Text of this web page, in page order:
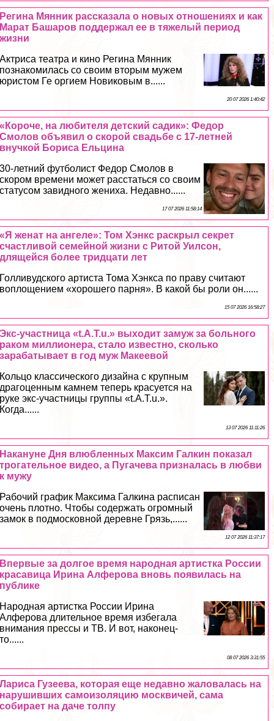
Регина Мянник рассказала о новых отношениях и как
Марат Башаров поддержал ее в тяжелый период
жизни
Актриса театра и кино Регина Мянник
познакомилась со своим вторым мужем
юристом Ге opгием Новиковым в......
20 07 2026 1:40:42
«Короче, на любителя детский садик»: Федор
Смолов объявил о скорой свадьбе с 17-летней
внучкой Бориса Ельцина
30-летний футболист Федор Смолов в
скором времени может расстаться со своим
статусом завидного жениха. Недавно......
17 07 2026 11:58:14
«Я женат на ангеле»: Том Хэнкс раскрыл секрет
счастливой семейной жизни с Ритой Уилсон,
длящейся более тридцати лет
Голливудского артиста Тома Хэнкса по праву считают
воплощением «хорошего парня». В какой бы роли он......
15 07 2026 16:58:27
Экс-участница «t.A.T.u.» выходит замуж за больного
paком миллионера, стало известно, сколько
заpaбатывает в год муж Макеевой
Кольцо классического дизайна с крупным
драгоценным камнем теперь красуется на
руке экс-участницы группы «t.A.T.u.».
Когда......
13 07 2026 11:11:26
Накануне Дня влюбленных Максим Галкин показал
трогательное видео, а Пугачева призналась в любви
к мужу
Рабочий график Максима Галкина расписан
очень плотно. Чтобы содержать огромный
замок в подмосковной деревне Грязь,......
12 07 2026 11:37:17
Впервые за долгое время народная артистка России
красавица Ирина Алферова вновь появилась на
публике
Народная артистка России Ирина
Алферова длительное время избегала
внимания прессы и ТВ. И вот, наконец-
то......
08 07 2026 3:31:55
Лариса Гузеева, которая еще недавно жаловалась на
нарушивших самоизоляцию москвичей, сама
собирает на даче толпу